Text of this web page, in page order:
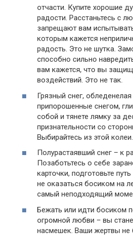
отчасти. Купите хорошие
радости. Расстаньтесь с
запрещают вам
которым кажется
радость. Это не шутка.
способно сильно
вам кажется, что вы
воздействий. Это не так.
Грязный снег,
припорошенные снегом,
собой и тянете лямку за
признательности со
Выбирайтесь из этой колеи.
Полурастаявший снег – к
Позаботьтесь о себе
карточки, подготовьте
не оказаться босиком на
самый неподходящий
Бежать или идти босиком
огромной любви – вы
насмешек. Ваши жертвы не